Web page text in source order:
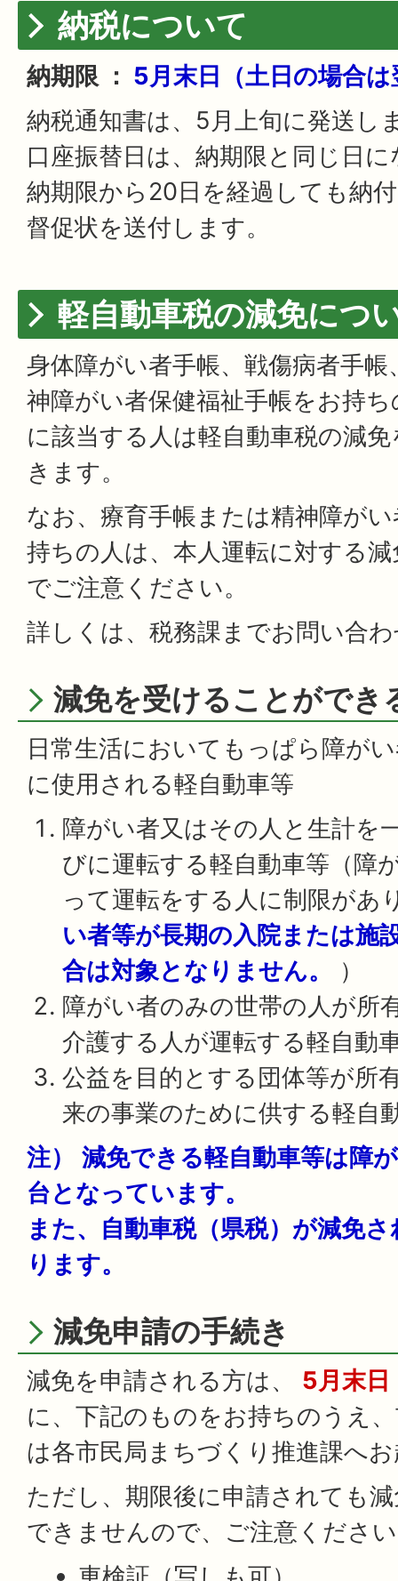
納税について
納期限 ： 5月末日（土日の場合は
納税通知書は、5月上旬に発送し
口座振替日は、納期限と同じ日
納期限から20日を経過しても納
督促状を送付します。
軽自動車税の減免につ
身体障がい者手帳、戦傷病者手
神障がい者保健福祉手帳をお持
に該当する人は軽自動車税の減
きます。
なお、療育手帳または精神障が
持ちの人は、本人運転に対する
でご注意ください。
詳しくは、税務課までお問い合
減免を受けることができ
日常生活においてもっぱら障が
に使用される軽自動車等
障がい者又はその人と生計を
びに運転する軽自動車等（障
って運転をする人に制限があ
い者等が長期の入院または施
合は対象となりません。
）
障がい者のみの世帯の人が所
介護する人が運転する軽自動
公益を目的とする団体等が所
来の事業のために供する軽自
注）
減免できる軽自動車等は障
台となっています。
また、自動車税（県税）が減免
ります。
減免申請の手続き
減免を申請される方は、 5月末日
に、下記のものをお持ちのうえ
は各市民局まちづくり推進課へ
ただし、期限後に申請されても
できませんので、ご注意くださ